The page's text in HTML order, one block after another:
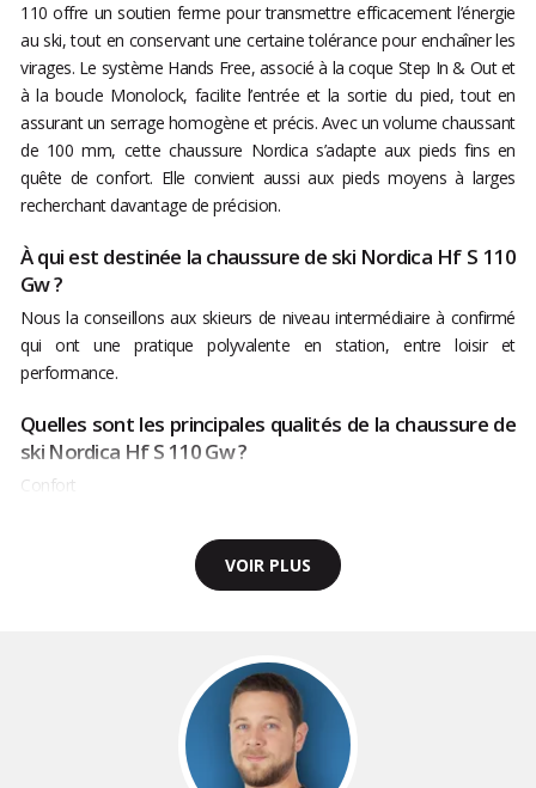
110 offre un soutien ferme pour transmettre efficacement l’énergie
au ski, tout en conservant une certaine tolérance pour enchaîner les
virages. Le système Hands Free, associé à la coque Step In & Out et
à la boucle Monolock, facilite l’entrée et la sortie du pied, tout en
assurant un serrage homogène et précis. Avec un volume chaussant
de 100 mm, cette chaussure Nordica s’adapte aux pieds fins en
quête de confort. Elle convient aussi aux pieds moyens à larges
recherchant davantage de précision.
À qui est destinée la chaussure de ski Nordica Hf S 110
Gw ?
Nous la conseillons aux skieurs de niveau intermédiaire à confirmé
qui ont une pratique polyvalente en station, entre loisir et
performance.
Quelles sont les principales qualités de la chaussure de
ski Nordica Hf S 110 Gw ?
Confort
VOIR PLUS